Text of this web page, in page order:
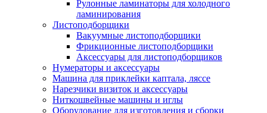
Рулонные ламинаторы для холодного
ламинирования
Листоподборщики
Вакуумные листоподборщики
Фрикционные листоподборщики
Аксессуары для листоподборщиков
Нумераторы и аксессуары
Машина для приклейки каптала, ляссе
Нарезчики визиток и аксессуары
Ниткошвейные машины и иглы
Оборудование для изготовления и сборки